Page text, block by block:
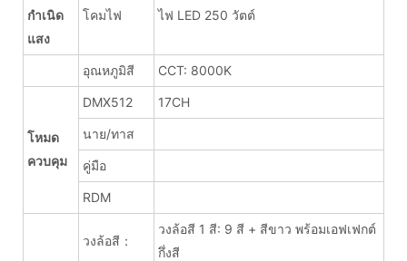
กำเนิด
แสง
โคมไฟ ไฟ LED 250 วัตต์
อุณหภูมิสี CCT: 8000K
โหมด
ควบคุม
DMX512 17CH
นาย/ทาส
คู่มือ
RDM
วงล้อสี：
วงล้อสี 1 สี: 9 สี + สีขาว พร้อมเอฟเฟกต์
กึ่งสี